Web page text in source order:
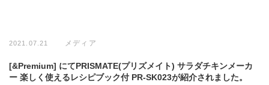
2021.07.21 メディア
[&Premium] にてPRISMATE(プリズメイト) サラダチキンメーカ
ー 楽しく使えるレシピブック付 PR-SK023が紹介されました。